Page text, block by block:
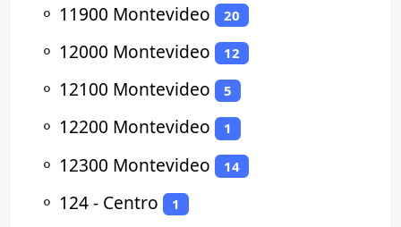
⚬ 11900 Montevideo 20
⚬ 12000 Montevideo 12
⚬ 12100 Montevideo 5
⚬ 12200 Montevideo 1
⚬ 12300 Montevideo 14
⚬ 124 - Centro 1